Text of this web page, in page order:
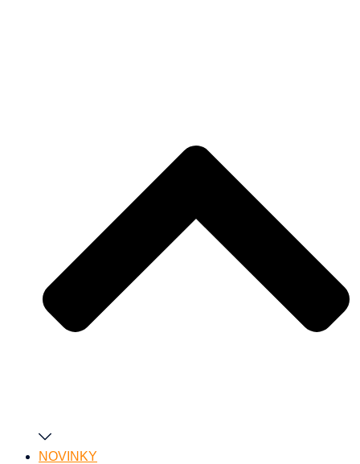
NOVINKY